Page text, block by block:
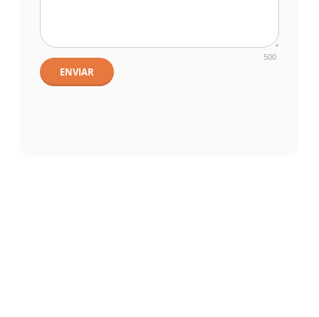
500
ENVIAR